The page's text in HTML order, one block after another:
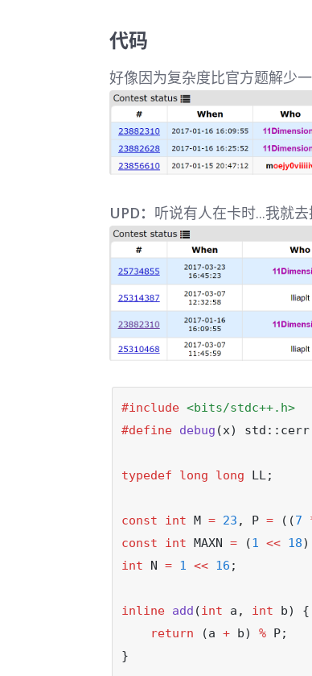
代码
好像因为复杂度比官方题解少
UPD： 听说有人在卡时...我就
#include <bits/stdc++.h>
#define
debug (x) std::cerr
typedef long long LL;
const int M = 23 , P = ((7
const
int MAXN = (1 << 18)
int N = 1 << 16 ;
inline add (int a , int b) {
return (a + b) % P;
}